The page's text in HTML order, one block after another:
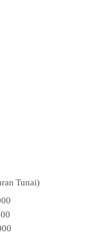
Tunai)